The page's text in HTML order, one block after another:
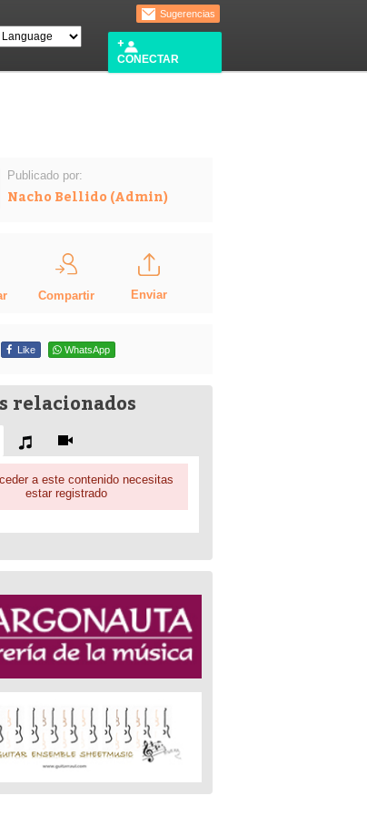
Sugerencias
CONECTAR
Publicado por:
Nacho Bellido (Admin)
Compartir Enviar
Like WhatsApp
relacionados
a este contenido necesitas
estar registrado